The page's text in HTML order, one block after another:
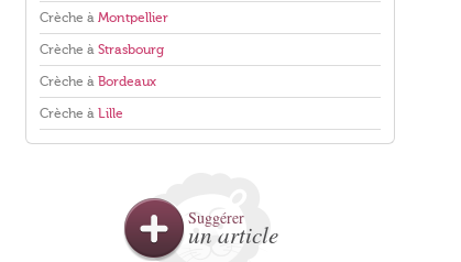
Crèche à Montpellier
Crèche à Strasbourg
Crèche à Bordeaux
Crèche à Lille
Suggérer
un article